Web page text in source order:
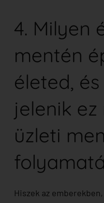
4. Milyen
mentén
életed,
jelenik
üzleti
Hiszek az